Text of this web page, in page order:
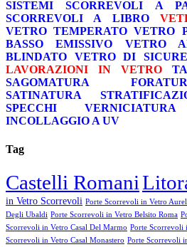
SISTEMI SCORREVOLI A
SCORREVOLI A LIBRO
VETRO TEMPERATO VETRO
BASSO EMISSIVO
VETRO
BLINDATO
VETRO DI
LAVORAZIONI IN VETRO
SAGOMATURA
SATINATURA
SPECCHI
INCOLLAGGIO A UV
Tag
Castelli Romani
in Vetro Scorrevoli Porte Scorrevoli in Vetro
Degli Ubaldi Porte Scorrevoli in Vetro Belsito Roma
Scorrevoli in Vetro Casal Del Marmo Porte Scorrevoli
Scorrevoli in Vetro Casal Monastero Porte Scorrevoli